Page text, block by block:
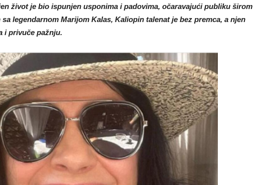
život je bio ispunjen usponima i padovima, očaravajući publiku širom
legendarnom Marijom Kalas, Kaliopin talenat je bez premca, a njen
i privuče pažnju.